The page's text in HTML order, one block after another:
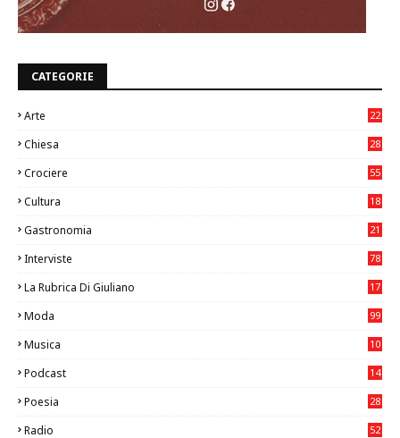
CATEGORIE
Arte
22
Chiesa
28
Crociere 55
Cultura
18
Gastronomia
21
Interviste 78
La Rubrica Di Giuliano
17
Moda 99
Musica
10
Podcast 14
Poesia 28
Radio 52